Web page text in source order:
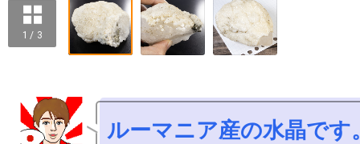
1 / 3
ルーマニア産の水晶です